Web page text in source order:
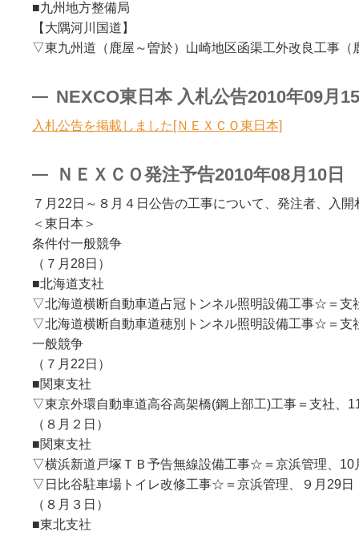
■九州地方整備局
【大隅河川国道】
▽東九州道（鹿屋～曽於）山崎地区函渠工外改良工事
NEXCO東日本 入札公告2010年09月
入札公告を掲載しました[ＮＥＸＣＯ東日本]
ＮＥＸＣＯ発注予告2010年08月10日
７月22日～８月４日公告の工事について、発注者、入
＜東日本＞
条件付一般競争
（７月28日）
■北海道支社
▽北海道横断自動車道占冠トンネル照明設備工事☆＝支
▽北海道横断自動車道穂別トンネル照明設備工事☆＝支
一般競争
（７月22日）
■関東支社
▽東京外環自動車道高谷高架橋(鋼上部工)工事＝支社、
（８月２日）
■関東支社
▽横浜新道戸塚ＴＢ予告無線設備工事☆＝京浜管理、10
▽日比谷駐車場トイレ改修工事☆＝京浜管理、９月29日
（８月３日）
■東北支社